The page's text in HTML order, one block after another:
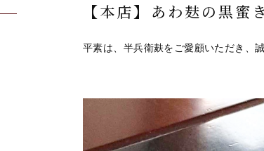
【本店】あわ麸の黒
平素は、半兵衛麸をご愛顧いただき、